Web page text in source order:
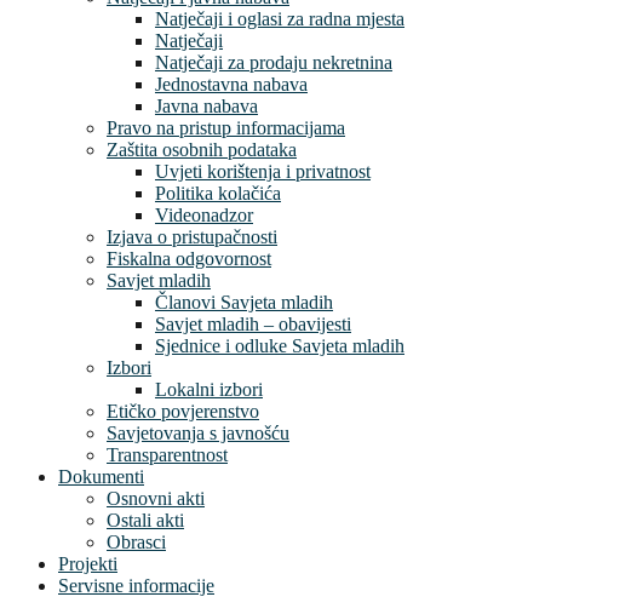
Natječaji i oglasi za radna mjesta
Natječaji
Natječaji za prodaju nekretnina
Jednostavna nabava
Javna nabava
Pravo na pristup informacijama
Zaštita osobnih podataka
Uvjeti korištenja i privatnost
Politika kolačića
Videonadzor
Izjava o pristupačnosti
Fiskalna odgovornost
Savjet mladih
Članovi Savjeta mladih
Savjet mladih – obavijesti
Sjednice i odluke Savjeta mladih
Izbori
Lokalni izbori
Etičko povjerenstvo
Savjetovanja s javnošću
Transparentnost
Dokumenti
Osnovni akti
Ostali akti
Obrasci
Projekti
Servisne informacije